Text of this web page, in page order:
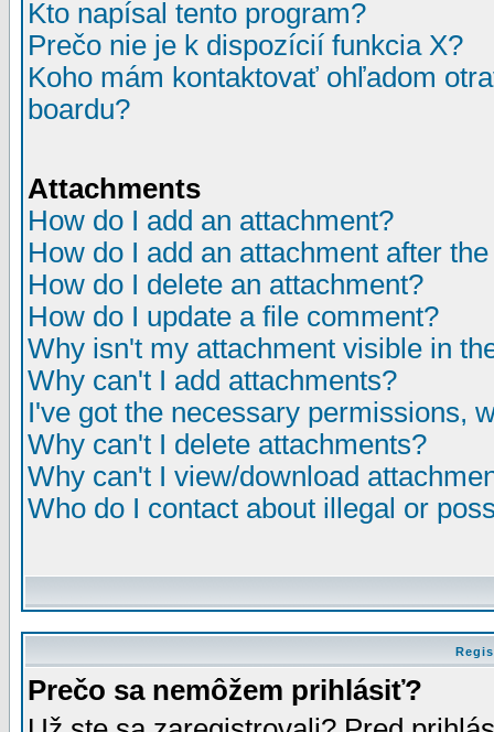
Kto napísal tento program?
Prečo nie je k dispozícií funkcia X?
Koho mám kontaktovať ohľadom
boardu?
Attachments
How do I add an attachment?
How do I add an attachment after
How do I delete an attachment?
How do I update a file comment?
Why isn't my attachment visible in
Why can't I add attachments?
I've got the necessary permissions,
Why can't I delete attachments?
Why can't I view/download
Who do I contact about illegal or
Prečo sa nemôžem prihlásiť?